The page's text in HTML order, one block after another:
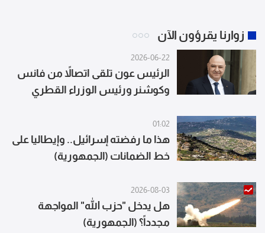
زوارنا يقرؤون الآن
2026-06-22
الرئيس عون تلقى اتصالاً من فانس
وكوشنر ورئيس الوزراء القطري
01:02
هذا ما رفضته إسرائيل.. وإيطاليا على
خط الضمانات (الجمهورية)
2026-08-03
هل يدخل "حزب الله" المواجهة
مجدداً؟ (الجمهورية)